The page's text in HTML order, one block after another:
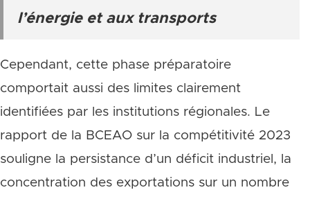
l’énergie et aux transports
Cependant, cette phase préparatoire
comportait aussi des limites clairement
identifiées par les institutions régionales. Le
rapport de la BCEAO sur la compétitivité 2023
souligne la persistance d’un déficit industriel, la
concentration des exportations sur un nombre